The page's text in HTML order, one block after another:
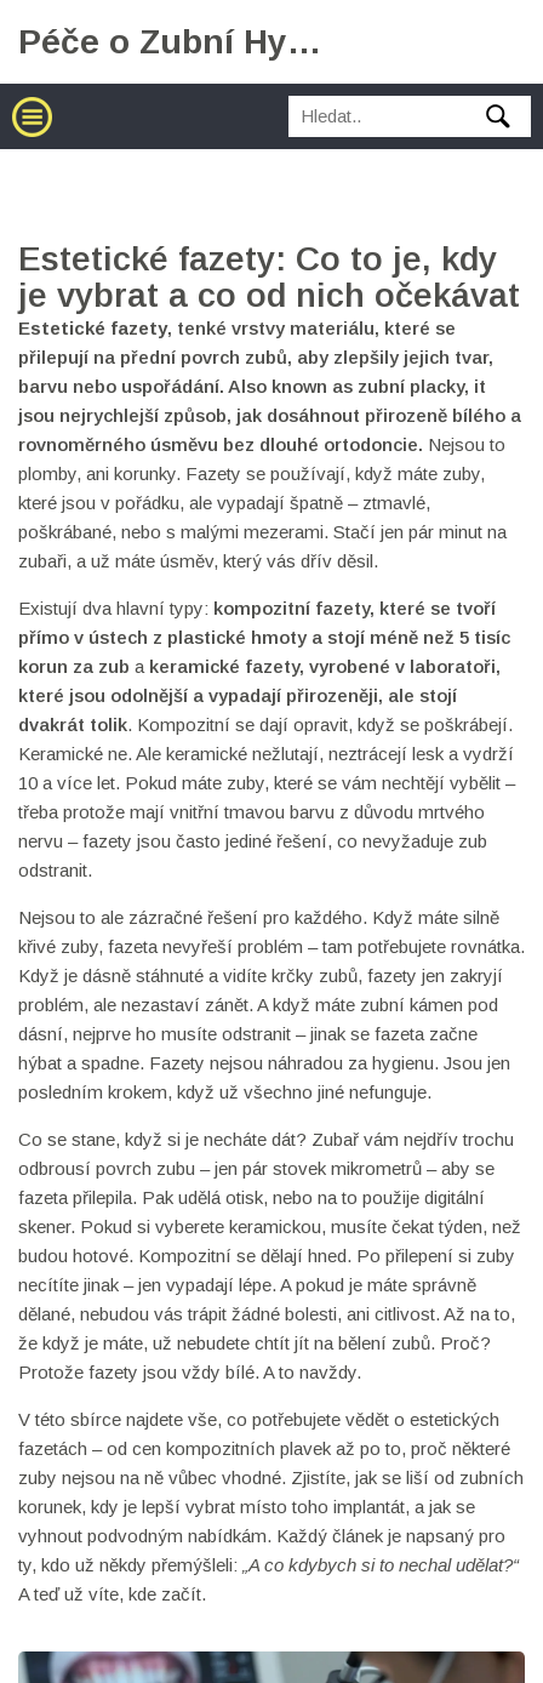
Péče o Zubní Hygienu
Estetické fazety: Co to je, kdy
je vybrat a co od nich očekávat
Estetické fazety, tenké vrstvy materiálu, které se
přilepují na přední povrch zubů, aby zlepšily jejich tvar,
barvu nebo uspořádání. Also known as zubní placky, it
jsou nejrychlejší způsob, jak dosáhnout přirozeně bílého a
rovnoměrného úsměvu bez dlouhé ortodoncie. Nejsou to
plomby, ani korunky. Fazety se používají, když máte zuby,
které jsou v pořádku, ale vypadají špatně – ztmavlé,
poškrábané, nebo s malými mezerami. Stačí jen pár minut na
zubaři, a už máte úsměv, který vás dřív děsil.
Existují dva hlavní typy: kompozitní fazety, které se tvoří
přímo v ústech z plastické hmoty a stojí méně než 5 tisíc
korun za zub a keramické fazety, vyrobené v laboratoři,
které jsou odolnější a vypadají přirozeněji, ale stojí
dvakrát tolik. Kompozitní se dají opravit, když se poškrábejí.
Keramické ne. Ale keramické nežlutají, neztrácejí lesk a vydrží
10 a více let. Pokud máte zuby, které se vám nechtějí vybělit –
třeba protože mají vnitřní tmavou barvu z důvodu mrtvého
nervu – fazety jsou často jediné řešení, co nevyžaduje zub
odstranit.
Nejsou to ale zázračné řešení pro každého. Když máte silně
křivé zuby, fazeta nevyřeší problém – tam potřebujete rovnátka.
Když je dásně stáhnuté a vidíte krčky zubů, fazety jen zakryjí
problém, ale nezastaví zánět. A když máte zubní kámen pod
dásní, nejprve ho musíte odstranit – jinak se fazeta začne
hýbat a spadne. Fazety nejsou náhradou za hygienu. Jsou jen
posledním krokem, když už všechno jiné nefunguje.
Co se stane, když si je necháte dát? Zubař vám nejdřív trochu
odbrousí povrch zubu – jen pár stovek mikrometrů – aby se
fazeta přilepila. Pak udělá otisk, nebo na to použije digitální
skener. Pokud si vyberete keramickou, musíte čekat týden, než
budou hotové. Kompozitní se dělají hned. Po přilepení si zuby
necítíte jinak – jen vypadají lépe. A pokud je máte správně
dělané, nebudou vás trápit žádné bolesti, ani citlivost. Až na to,
že když je máte, už nebudete chtít jít na bělení zubů. Proč?
Protože fazety jsou vždy bílé. A to navždy.
V této sbírce najdete vše, co potřebujete vědět o estetických
fazetách – od cen kompozitních plavek až po to, proč některé
zuby nejsou na ně vůbec vhodné. Zjistíte, jak se liší od zubních
korunek, kdy je lepší vybrat místo toho implantát, a jak se
vyhnout podvodným nabídkám. Každý článek je napsaný pro
ty, kdo už někdy přemýšleli: „A co kdybych si to nechal udělat?“
A teď už víte, kde začít.